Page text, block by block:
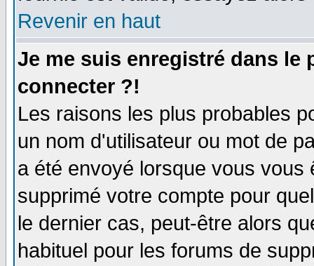
Revenir en haut
Je me suis enregistré dans le
connecter ?!
Les raisons les plus probables
un nom d'utilisateur ou mot de
a été envoyé lorsque vous
supprimé votre compte pour
le dernier cas, peut-être alors
habituel pour les forums de